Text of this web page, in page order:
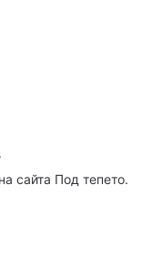
сайта Под тепето.